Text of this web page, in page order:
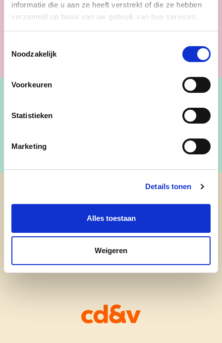
informatie die u aan ze heeft verstrekt of die ze hebben
verzameld op basis van uw gebruik van hun services.
Noodzakelijk
Voorkeuren
Statistieken
Marketing
Details tonen
Alles toestaan
Weigeren
cd&v Heist-op-den-Berg